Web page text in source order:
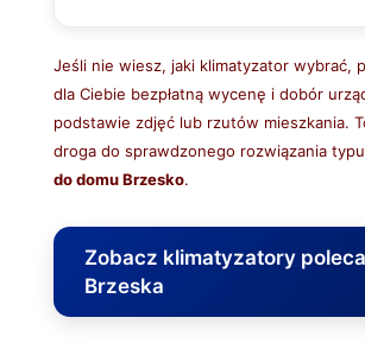
Jeśli nie wiesz, jaki klimatyzator wybrać,
dla Ciebie bezpłatną wycenę i dobór
podstawie zdjęć lub rzutów mieszkania.
droga do sprawdzonego rozwiązania typu
do domu Brzesko.
Zobacz klimatyzatory
Brzeska